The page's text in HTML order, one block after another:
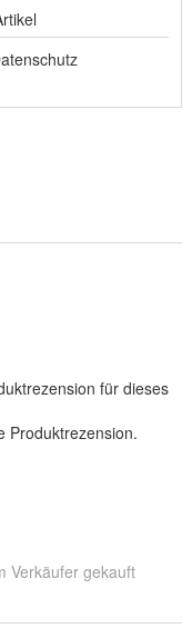
für dieses
Produktrezension.
Verkäufer gekauft